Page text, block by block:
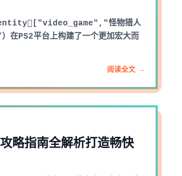
entity["video_game","怪物猎人
PS2平台上构建了一个更加宏大而
阅读全文 →
略指南全解析打造畅快